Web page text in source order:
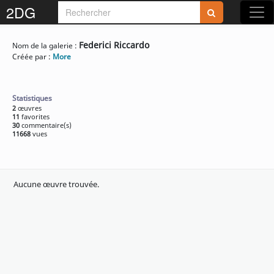
2DG
Nom de la galerie : Federici Riccardo
Créée par : More
Statistiques
2 œuvres
11 favorites
30 commentaire(s)
11668 vues
Aucune œuvre trouvée.